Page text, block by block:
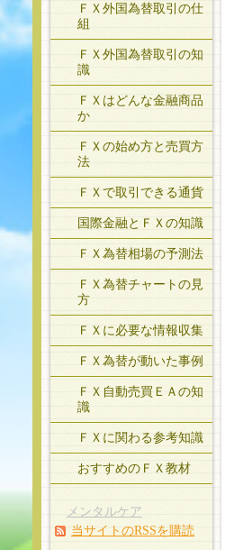
ＦＸ外国為替取引の仕
組
ＦＸ外国為替取引の知
識
ＦＸはどんな金融商品
か
ＦＸの始め方と売買方
法
ＦＸで取引できる通貨
国際金融とＦＸの知識
ＦＸ為替相場の予測法
ＦＸ為替チャートの見
方
ＦＸに必要な情報収集
ＦＸ為替が動いた事例
ＦＸ自動売買ＥＡの知
識
ＦＸに関わる参考知識
おすすめのＦＸ教材
メンタルケア
当サイトのRSSを購読